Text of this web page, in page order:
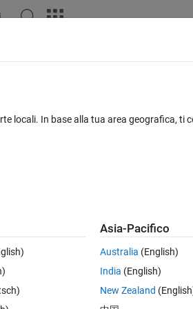
Accedi
0 voti
numbers and 8-
Richiesto:
il 15 Nov
Risposto:
locali. In base alla tua area geografica, ti
Asia-Pacifico
Australia (English)
India (English)
New Zealand